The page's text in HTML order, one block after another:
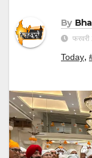
By
Today,